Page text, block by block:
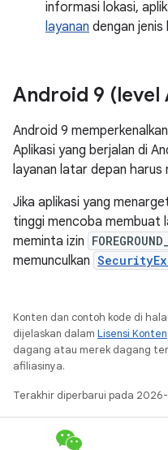
informasi lokasi,
layanan dengan jenis
Android 9 (level
Android 9
Aplikasi yang berjalan di
layanan latar depan harus
Jika aplikasi yang
tinggi mencoba membuat
meminta izin
memunculkan
Konten dan contoh kode di
dijelaskan dalam Lisensi Konten
dagang atau merek dagang
afiliasinya.
Terakhir diperbarui pada